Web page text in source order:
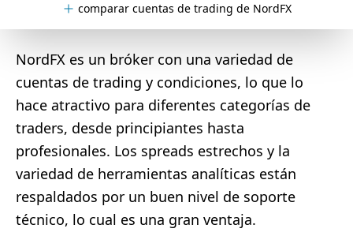
comparar cuentas de trading de NordFX
NordFX es un bróker con una variedad de
cuentas de trading y condiciones, lo que lo
hace atractivo para diferentes categorías de
traders, desde principiantes hasta
profesionales. Los spreads estrechos y la
variedad de herramientas analíticas están
respaldados por un buen nivel de soporte
técnico, lo cual es una gran ventaja.